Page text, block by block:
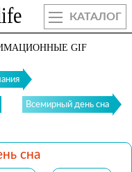
КАТАЛОГ
GIF
Всемирный день сна
сна